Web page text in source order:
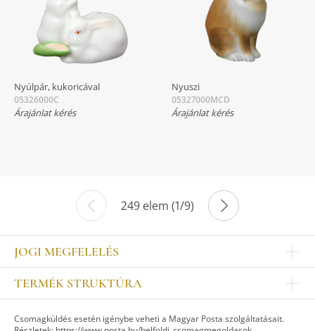
Nyúlpár, kukoricával
05326000C
Árajánlat kérés
Nyuszi
05327000MCD
Árajánlat kérés
249 elem (1/9)
JOGI MEGFELELÉS
Impresszum
Kapcsolat
Jogi nyilatkozat
TERMÉK STRUKTÚRA
ASZTALKULTÚRA
Csomagküldés esetén igénybe veheti a Magyar Posta szolgáltatásait.